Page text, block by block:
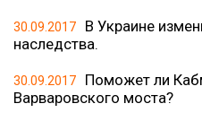
30.09.2017
В Украине
наследства.
30.09.2017
Поможет ли
Варваровского моста?